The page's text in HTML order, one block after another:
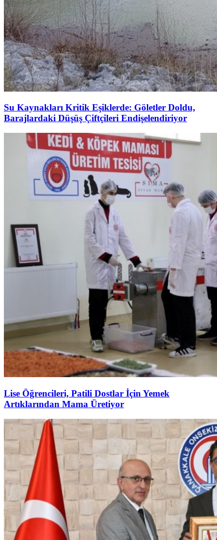
Su Kaynakları Kritik Eşiklerde: Göletler Doldu,
Barajlardaki Düşüş Çiftçileri Endişelendiriyor
Lise Öğrencileri, Patili Dostlar İçin Yemek
Artıklarından Mama Üretiyor